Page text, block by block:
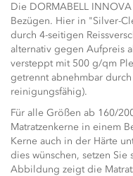
Die DORMABELL
Bezügen. Hier in "Silver-
durch 4-seitigen
alternativ gegen Aufpreis
versteppt mit 500 g/qm
getrennt abnehmbar durch
reinigungsfähig).
Für alle Größen ab 160/
Matratzenkerne in einem
Kerne auch in der Härte
dies wünschen, setzen
Abbildung zeigt die